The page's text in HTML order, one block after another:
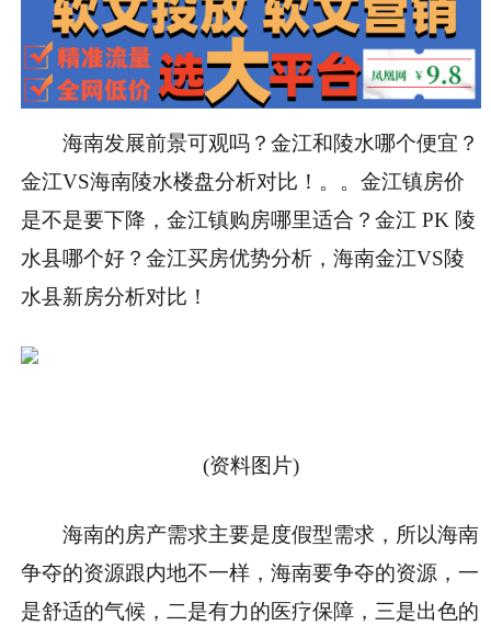
海南发展前景可观吗？金江和陵水哪个便宜？
金江VS海南陵水楼盘分析对比！。。金江镇房价
是不是要下降，金江镇购房哪里适合？金江 PK 陵
水县哪个好？金江买房优势分析，海南金江VS陵
水县新房分析对比！
(资料图片)
海南的房产需求主要是度假型需求，所以海南
争夺的资源跟内地不一样，海南要争夺的资源，一
是舒适的气候，二是有力的医疗保障，三是出色的